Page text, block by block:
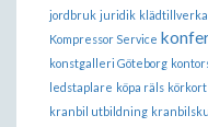
jordbruk juridik
Kompressor Service
konstgalleri Göteborg
ledstaplare köpa räls
kranbil utbildning